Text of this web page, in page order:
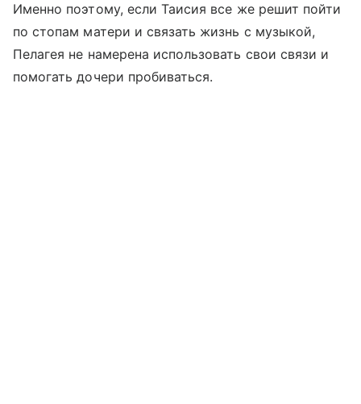
Именно поэтому, если Таисия все же решит пойти
по стопам матери и связать жизнь с музыкой,
Пелагея не намерена использовать свои связи и
помогать дочери пробиваться.